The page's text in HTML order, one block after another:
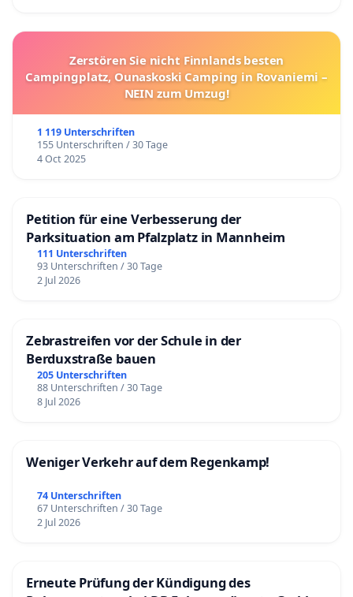
Zerstören Sie nicht Finnlands besten
Campingplatz, Ounaskoski Camping in Rovaniemi –
NEIN zum Umzug!
1 119 Unterschriften
155 Unterschriften / 30 Tage
4 Oct 2025
Petition für eine Verbesserung der
Parksituation am Pfalzplatz in Mannheim
111 Unterschriften
93 Unterschriften / 30 Tage
2 Jul 2026
Zebrastreifen vor der Schule in der
Berduxstraße bauen
205 Unterschriften
88 Unterschriften / 30 Tage
8 Jul 2026
Weniger Verkehr auf dem Regenkamp!
74 Unterschriften
67 Unterschriften / 30 Tage
2 Jul 2026
Erneute Prüfung der Kündigung des